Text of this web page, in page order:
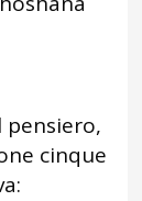
cinque